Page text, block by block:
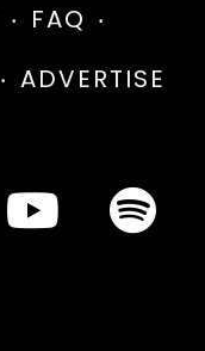
FAQ
ADVERTISE